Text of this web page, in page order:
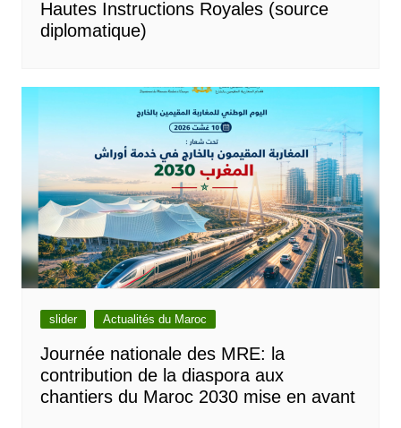
Hautes Instructions Royales (source
diplomatique)
slider Actualités du Maroc
Journée nationale des MRE: la
contribution de la diaspora aux
chantiers du Maroc 2030 mise en avant